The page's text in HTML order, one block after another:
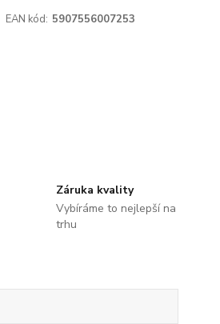
EAN kód: 5907556007253
Záruka kvality
Vybíráme to nejlepší na
trhu